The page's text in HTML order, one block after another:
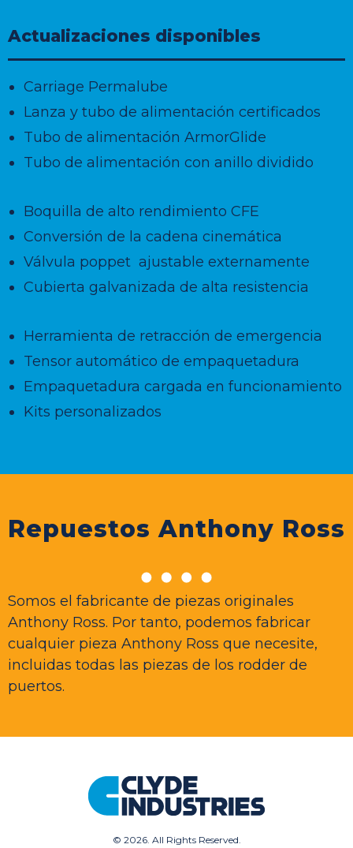
Actualizaciones disponibles
Carriage Permalube
Lanza y tubo de alimentación certificados
Tubo de alimentación ArmorGlide
Tubo de alimentación con anillo dividido
Boquilla de alto rendimiento CFE
Conversión de la cadena cinemática
Válvula poppet ajustable externamente
Cubierta galvanizada de alta resistencia
Herramienta de retracción de emergencia
Tensor automático de empaquetadura
Empaquetadura cargada en funcionamiento
Kits personalizados
Repuestos Anthony Ross
Somos el fabricante de piezas originales
Anthony Ross. Por tanto, podemos fabricar
cualquier pieza Anthony Ross que necesite,
incluidas todas las piezas de los rodder de
puertos.
© 2026. All Rights Reserved.